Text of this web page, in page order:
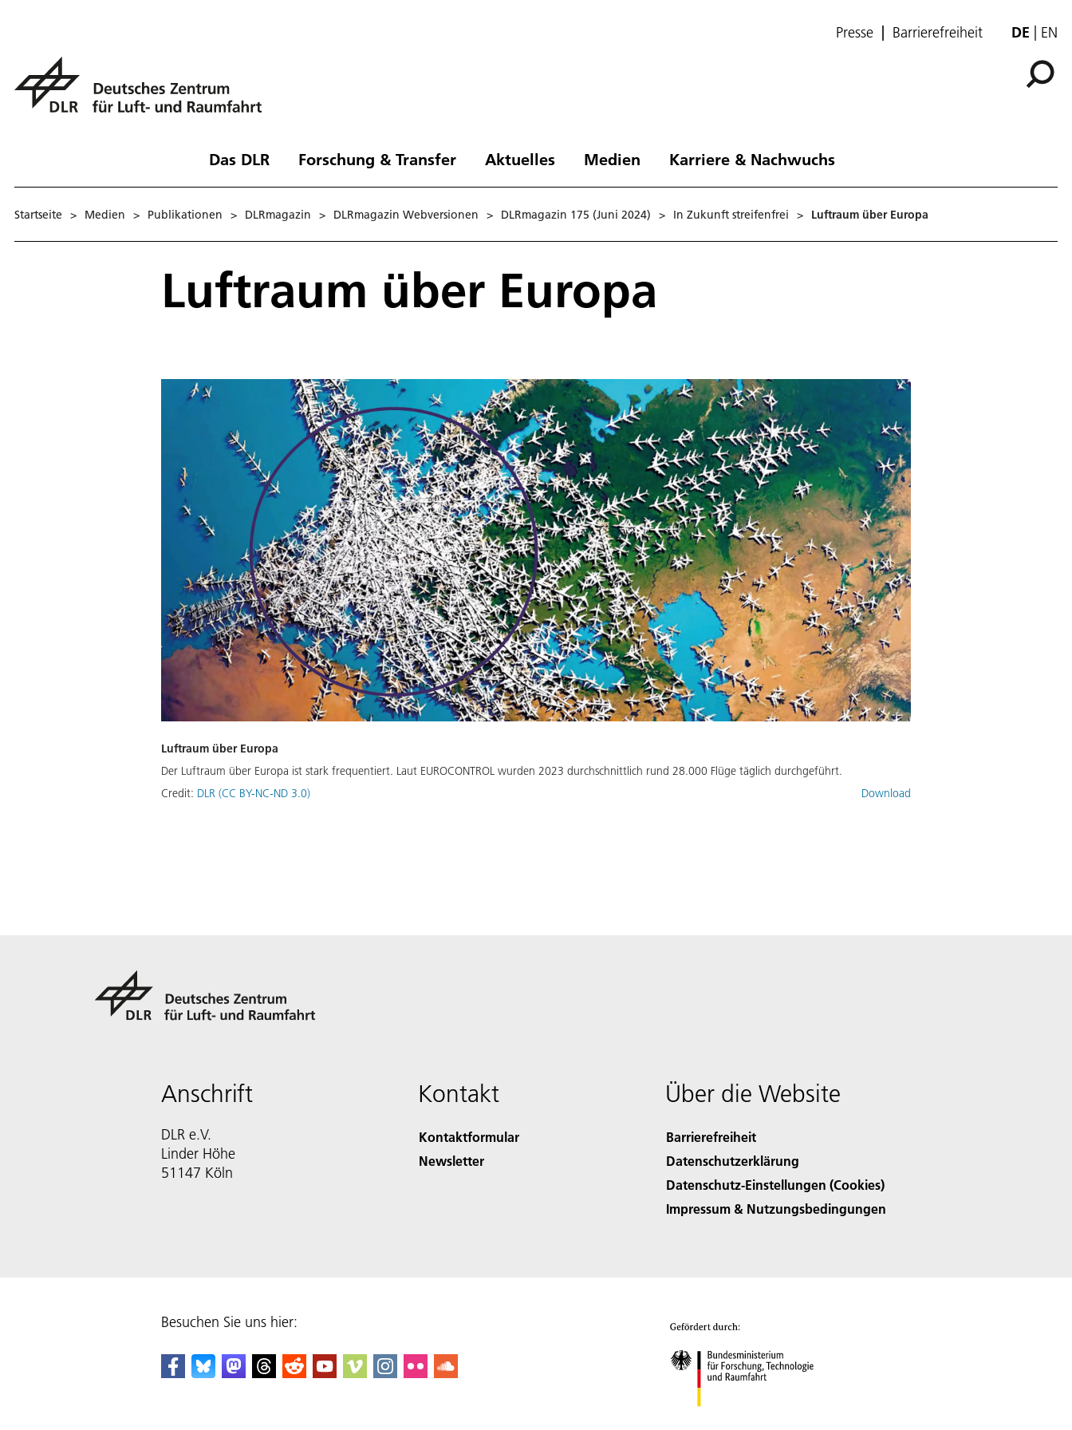
Presse Barrierefreiheit DE EN
Das DLR Forschung & Transfer Aktuelles Medien Karriere & Nachwuchs
Startseite > Medien > Publikationen > DLRmagazin > DLRmagazin Webversionen > DLRmagazin 175 (Juni 2024) > In Zukunft streifenfrei > Luftraum über Europa
Luftraum über Europa
Luftraum über Europa
Der Luftraum über Europa ist stark frequentiert. Laut EUROCONTROL wurden 2023 durchschnittlich rund 28.000 Flüge täglich durchgeführt.
Credit: DLR (CC BY-NC-ND 3.0) Download
Anschrift
DLR e.V.
Linder Höhe
51147 Köln
Kontakt
Kontaktformular
Newsletter
Über die Website
Barrierefreiheit
Datenschutzerklärung
Datenschutz-Einstellungen (Cookies)
Impressum & Nutzungsbedingungen
Besuchen Sie uns hier: